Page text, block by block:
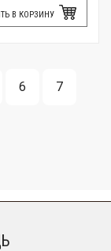
В КОРЗИНУ
6 7